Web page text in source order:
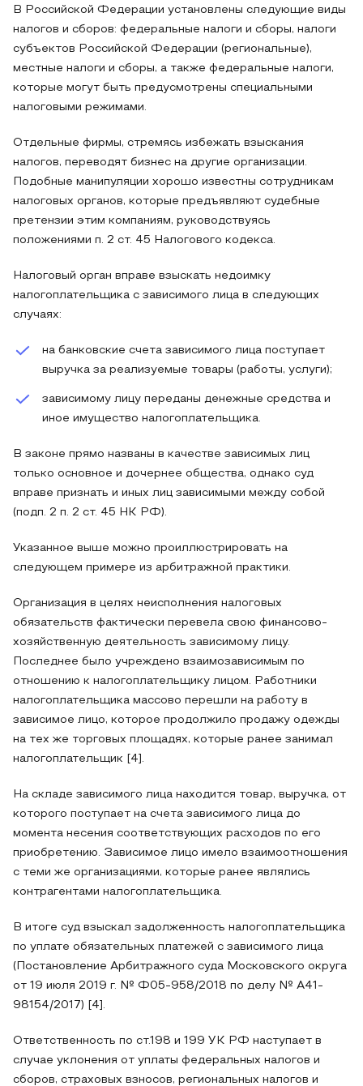
В Российской Федерации установлены следующие виды
налогов и сборов: федеральные налоги и сборы, налоги
субъектов Российской Федерации (региональные),
местные налоги и сборы, а также федеральные налоги,
которые могут быть предусмотрены специальными
налоговыми режимами.
Отдельные фирмы, стремясь избежать взыскания
налогов, переводят бизнес на другие организации.
Подобные манипуляции хорошо известны сотрудникам
налоговых органов, которые предъявляют судебные
претензии этим компаниям, руководствуясь
положениями п. 2 ст. 45 Налогового кодекса.
Налоговый орган вправе взыскать недоимку
налогоплательщика с зависимого лица в следующих
случаях:
на банковские счета зависимого лица поступает
выручка за реализуемые товары (работы, услуги);
зависимому лицу переданы денежные средства и
иное имущество налогоплательщика.
В законе прямо названы в качестве зависимых лиц
только основное и дочернее общества, однако суд
вправе признать и иных лиц зависимыми между собой
(подп. 2 п. 2 ст. 45 НК РФ).
Указанное выше можно проиллюстрировать на
следующем примере из арбитражной практики.
Организация в целях неисполнения налоговых
обязательств фактически перевела свою финансово-
хозяйственную деятельность зависимому лицу.
Последнее было учреждено взаимозависимым по
отношению к налогоплательщику лицом. Работники
налогоплательщика массово перешли на работу в
зависимое лицо, которое продолжило продажу одежды
на тех же торговых площадях, которые ранее занимал
налогоплательщик [4].
На складе зависимого лица находится товар, выручка, от
которого поступает на счета зависимого лица до
момента несения соответствующих расходов по его
приобретению. Зависимое лицо имело взаимоотношения
с теми же организациями, которые ранее являлись
контрагентами налогоплательщика.
В итоге суд взыскал задолженность налогоплательщика
по уплате обязательных платежей с зависимого лица
(Постановление Арбитражного суда Московского округа
от 19 июля 2019 г. № Ф05-958/2018 по делу № А41-
98154/2017) [4].
Ответственность по ст.198 и 199 УК РФ наступает в
случае уклонения от уплаты федеральных налогов и
сборов, страховых взносов, региональных налогов и